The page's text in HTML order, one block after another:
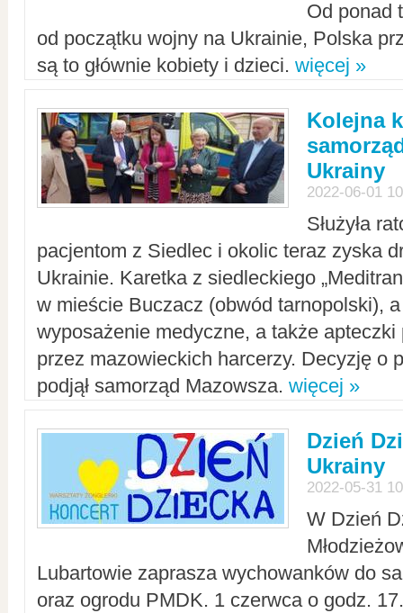
Od ponad
od początku wojny na Ukrainie, Polska
są to głównie kobiety i dzieci. więcej »
Kolejna
Ukrainy
2022-06-01
Służyła
pacjentom z Siedlec i okolic teraz zyska
Ukrainie. Karetka z siedleckiego
w mieście Buczacz (obwód tarnopolski),
wyposażenie medyczne, a także apteczki
przez mazowieckich harcerzy. Decyzję o
podjął samorząd Mazowsza. więcej »
Dzień
Ukrainy
2022-05-31
W Dzień
Lubartowie zaprasza wychowanków do
oraz ogrodu PMDK. 1 czerwca o godz.